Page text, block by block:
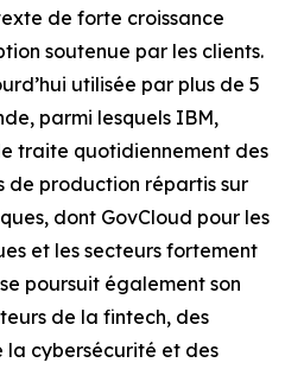
de forte croissance
soutenue par les clients.
utilisée par plus de 5
parmi lesquels IBM,
traite quotidiennement des
de production répartis sur
dont GovCloud pour les
et les secteurs fortement
poursuit également son
de la fintech, des
la cybersécurité et des